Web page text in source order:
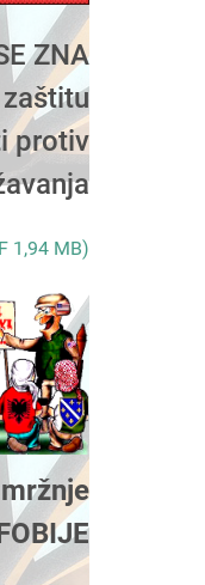
ZNA
protiv
1,94 MB)